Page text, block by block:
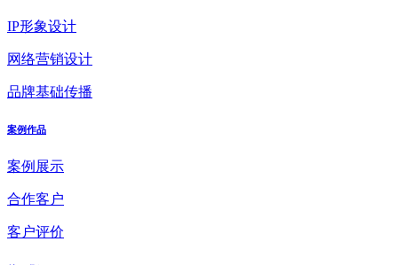
IP形象设计
网络营销设计
品牌基础传播
案例作品
案例展示
合作客户
客户评价